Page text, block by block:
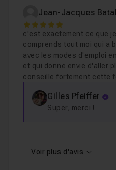
Chapitre 14 : Conclusion
Jean-Jacques Batal
5
c'est exactement ce que
comprends tout moi qui a
avec les modes d'emploi
et qui donne envie d'aller
conseille fortement cette
Gilles Pfeiffer
Super, merci !
Voir plus d'avis